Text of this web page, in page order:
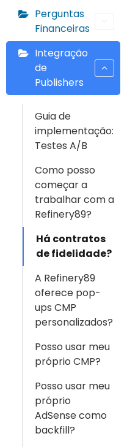
Perguntas
Financeiras
Integração
de
Publishers
Guia de
implementação:
Testes A/B
Como posso
começar a
trabalhar com a
Refinery89?
Há contratos
de fidelidade?
A Refinery89
oferece pop-
ups CMP
personalizados?
Posso usar meu
próprio CMP?
Posso usar meu
próprio
AdSense como
backfill?